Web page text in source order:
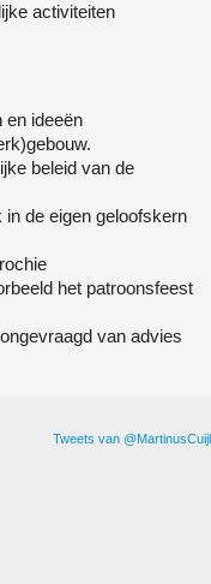
activiteiten
en ideeën
beleid van de
de eigen geloofskern
het patroonsfeest
van advies
Tweets van